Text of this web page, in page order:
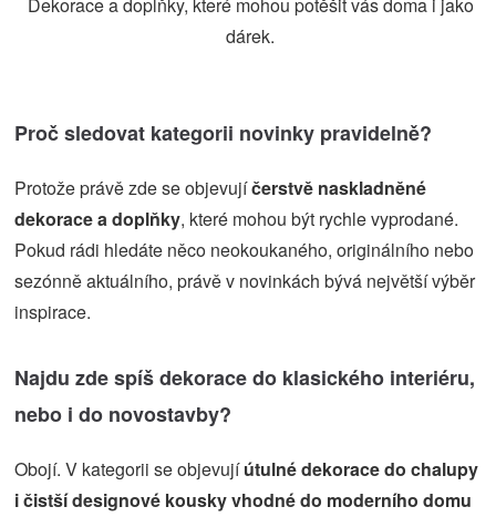
dárek.
Proč sledovat kategorii novinky pravidelně?
Protože právě zde se objevujíčerstvě naskladněné
dekorace a doplňky, které mohou být rychle vyprodané.
Pokud rádi hledáte něco neokoukaného, originálního nebo
sezónně aktuálního, právě v novinkách bývá největší výběr
inspirace.
Najdu zde spíš dekorace do klasického interiéru,
nebo i do novostavby?
Obojí. V kategorii se objevujíútulné dekorace do chalupy
i čistší designové kousky vhodné do moderního domu